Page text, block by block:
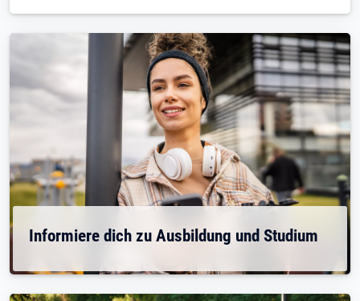
Informiere dich zu Ausbildung und Studium